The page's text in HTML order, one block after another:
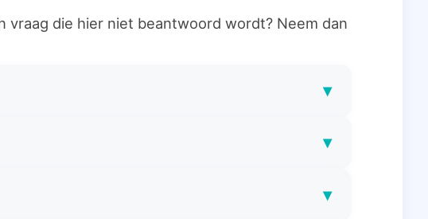
die hier niet beantwoord wordt? Neem dan
▾
▾
▾